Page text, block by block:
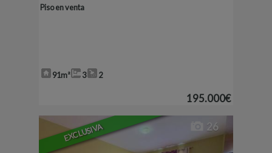
Piso en venta
91m² 3 2
195.000€
EXCLUSIVA 26